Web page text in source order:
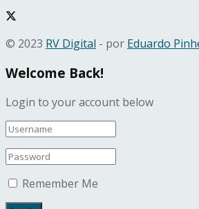
© 2023 RV Digital - por Eduardo
Welcome Back!
Login to your account below
Remember Me